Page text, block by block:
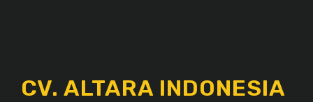
CV. ALTARA INDONESIA